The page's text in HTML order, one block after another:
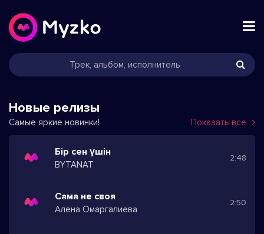
Новые релизы
Самые яркие новинки! Показать все
Бір сен үшін
BYTANAT
2:48
Сама не своя
Алена Омаргалиева
2:50